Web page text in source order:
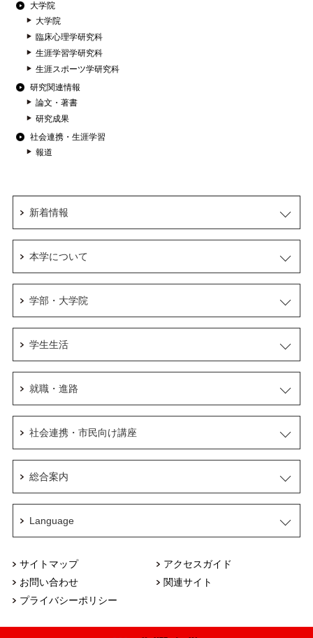
大学院
大学院
臨床心理学研究科
生涯学習学研究科
生涯スポーツ学研究科
研究関連情報
論文・著書
研究成果
社会連携・生涯学習
報道
サイトマップ
アクセスガイド
お問い合わせ
関連サイト
プライバシーポリシー
新着情報
本学について
学部・大学院
学生生活
就職・進路
社会連携・市民向け講座
総合案内
Language